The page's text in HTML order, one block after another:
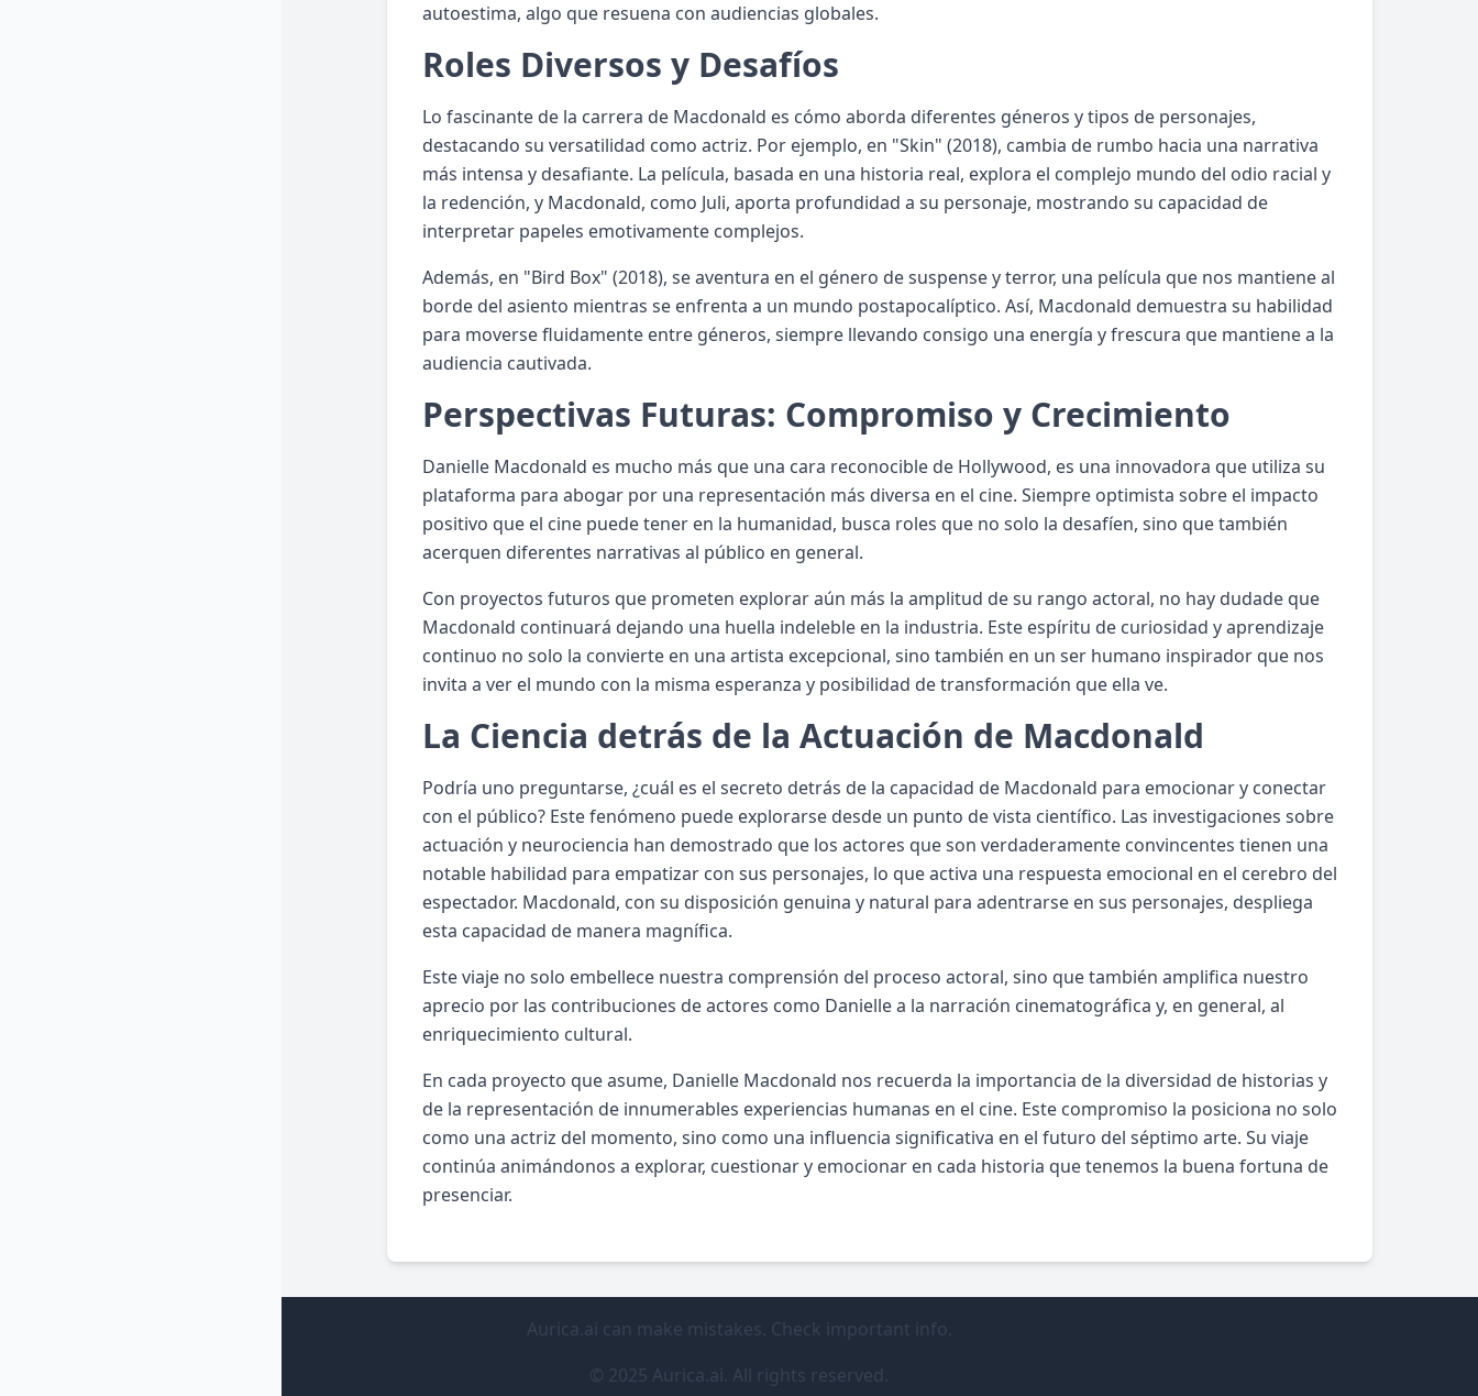
autoestima, algo que resuena con audiencias globales.
Roles Diversos y Desafíos
Lo fascinante de la carrera de Macdonald es cómo aborda diferentes géneros y tipos de personajes,
destacando su versatilidad como actriz. Por ejemplo, en "Skin" (2018), cambia de rumbo hacia una narrativa
más intensa y desafiante. La película, basada en una historia real, explora el complejo mundo del odio racial y
la redención, y Macdonald, como Juli, aporta profundidad a su personaje, mostrando su capacidad de
interpretar papeles emotivamente complejos.
Además, en "Bird Box" (2018), se aventura en el género de suspense y terror, una película que nos mantiene al
borde del asiento mientras se enfrenta a un mundo postapocalíptico. Así, Macdonald demuestra su habilidad
para moverse fluidamente entre géneros, siempre llevando consigo una energía y frescura que mantiene a la
audiencia cautivada.
Perspectivas Futuras: Compromiso y Crecimiento
Danielle Macdonald es mucho más que una cara reconocible de Hollywood, es una innovadora que utiliza su
plataforma para abogar por una representación más diversa en el cine. Siempre optimista sobre el impacto
positivo que el cine puede tener en la humanidad, busca roles que no solo la desafíen, sino que también
acerquen diferentes narrativas al público en general.
Con proyectos futuros que prometen explorar aún más la amplitud de su rango actoral, no hay dudade que
Macdonald continuará dejando una huella indeleble en la industria. Este espíritu de curiosidad y aprendizaje
continuo no solo la convierte en una artista excepcional, sino también en un ser humano inspirador que nos
invita a ver el mundo con la misma esperanza y posibilidad de transformación que ella ve.
La Ciencia detrás de la Actuación de Macdonald
Podría uno preguntarse, ¿cuál es el secreto detrás de la capacidad de Macdonald para emocionar y conectar
con el público? Este fenómeno puede explorarse desde un punto de vista científico. Las investigaciones sobre
actuación y neurociencia han demostrado que los actores que son verdaderamente convincentes tienen una
notable habilidad para empatizar con sus personajes, lo que activa una respuesta emocional en el cerebro del
espectador. Macdonald, con su disposición genuina y natural para adentrarse en sus personajes, despliega
esta capacidad de manera magnífica.
Este viaje no solo embellece nuestra comprensión del proceso actoral, sino que también amplifica nuestro
aprecio por las contribuciones de actores como Danielle a la narración cinematográfica y, en general, al
enriquecimiento cultural.
En cada proyecto que asume, Danielle Macdonald nos recuerda la importancia de la diversidad de historias y
de la representación de innumerables experiencias humanas en el cine. Este compromiso la posiciona no solo
como una actriz del momento, sino como una influencia significativa en el futuro del séptimo arte. Su viaje
continúa animándonos a explorar, cuestionar y emocionar en cada historia que tenemos la buena fortuna de
presenciar.
Aurica.ai can make mistakes. Check important info.
© 2025 Aurica.ai. All rights reserved.